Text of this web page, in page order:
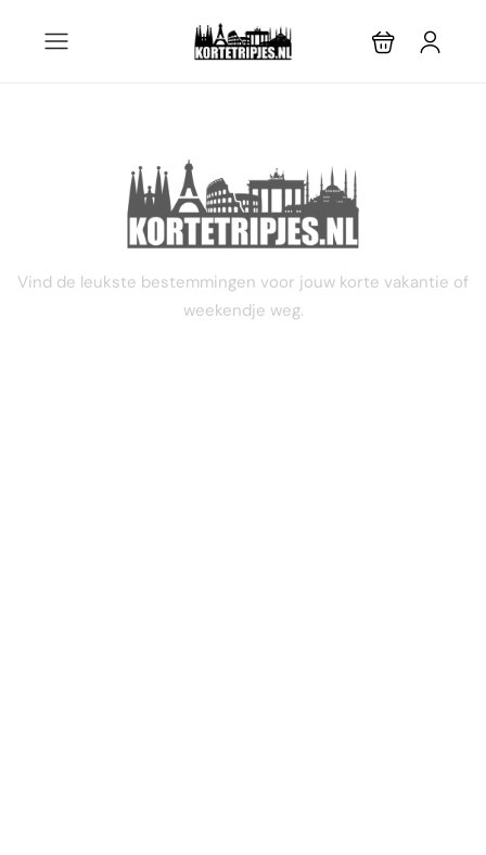
STEL JE EIGEN TRIP SAMEN
Vind de leukste bestemmingen voor jouw korte vakantie of
weekendje weg.